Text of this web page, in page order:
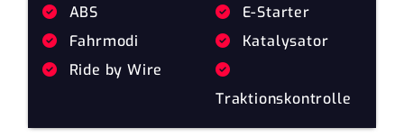
ABS
E-Starter
Fahrmodi
Katalysator
Ride by Wire
Traktionskontrolle